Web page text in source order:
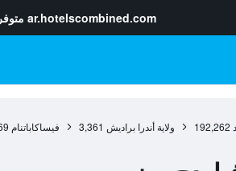
ar.hotelscombined.com
192,262 ولاية أندرا براديش 3,361 فيساكاباتنام